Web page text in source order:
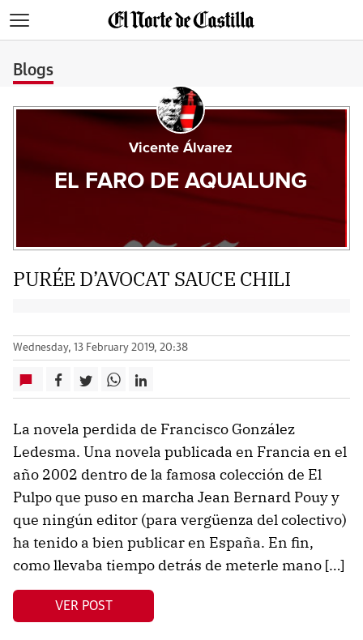
Blogs
Vicente Álvarez
EL FARO DE AQUALUNG
PURÉE D’AVOCAT SAUCE CHILI
Wednesday, 13 February 2019, 20:38
La novela perdida de Francisco González
Ledesma. Una novela publicada en Francia en el
año 2002 dentro de la famosa colección de El
Pulpo que puso en marcha Jean Bernard Pouy y
que ningún editor (para vergüenza del colectivo)
ha tenido a bien publicar en España. En fin,
como llevaba tiempo detrás de meterle mano […]
VER POST